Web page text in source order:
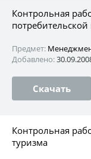
Контрольная
Предмет:
Добавлено:
Скачать
Контрольная
туризма